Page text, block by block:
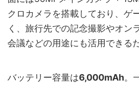
クロカメラを搭載しており、ゲ
く、旅行先での記念撮影やオン
会議などの用途にも活用できる
バッテリー容量は6,000mAh。